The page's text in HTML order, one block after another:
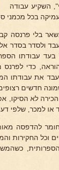
השקיע עבודה
בכל מכמני
בלי פרנסה
ולסדר בסדר
בעד עבודתו
כדי
עבד את עבודתו
חדשים
לא
או למכר, שלפי
להדפסה
וכל החקירות